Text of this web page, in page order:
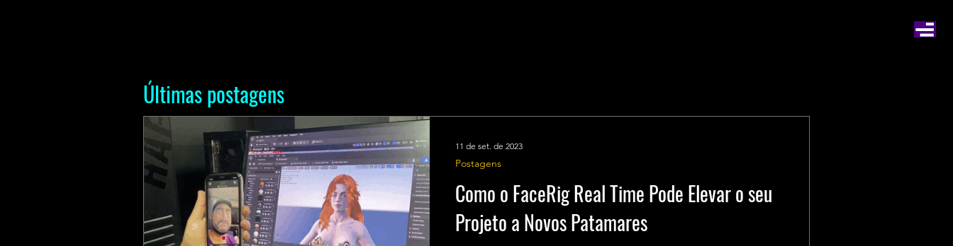
Como o FaceRig Real Time Pode Elevar o seu
Projeto a Novos Patamares
Postagens
11 de set. de 2023
Últimas postagens